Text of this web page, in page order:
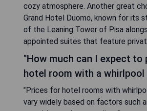
cozy atmosphere. Another great
Grand Hotel Duomo, known for its
of the Leaning Tower of Pisa
appointed suites that feature
"How much can I expect to
hotel room with a whirlpool
"Prices for hotel rooms with
vary widely based on factors such